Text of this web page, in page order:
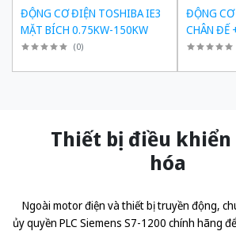
ĐỘNG CƠ ĐIỆN TOSHIBA IE3
MẶT BÍCH 0.75KW-150KW
(0)
ĐỘNG
CHÂN ĐẾ
150KW
Thiết bị điều khiển
hóa
Ngoài motor điện và thiết bị truyền động,
ủy quyền PLC Siemens S7-1200 chính hãng